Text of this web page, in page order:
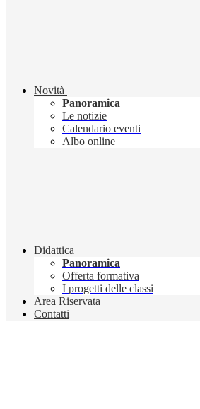
Novità
Panoramica
Le notizie
Calendario eventi
Albo online
Didattica
Panoramica
Offerta formativa
I progetti delle classi
Area Riservata
Contatti